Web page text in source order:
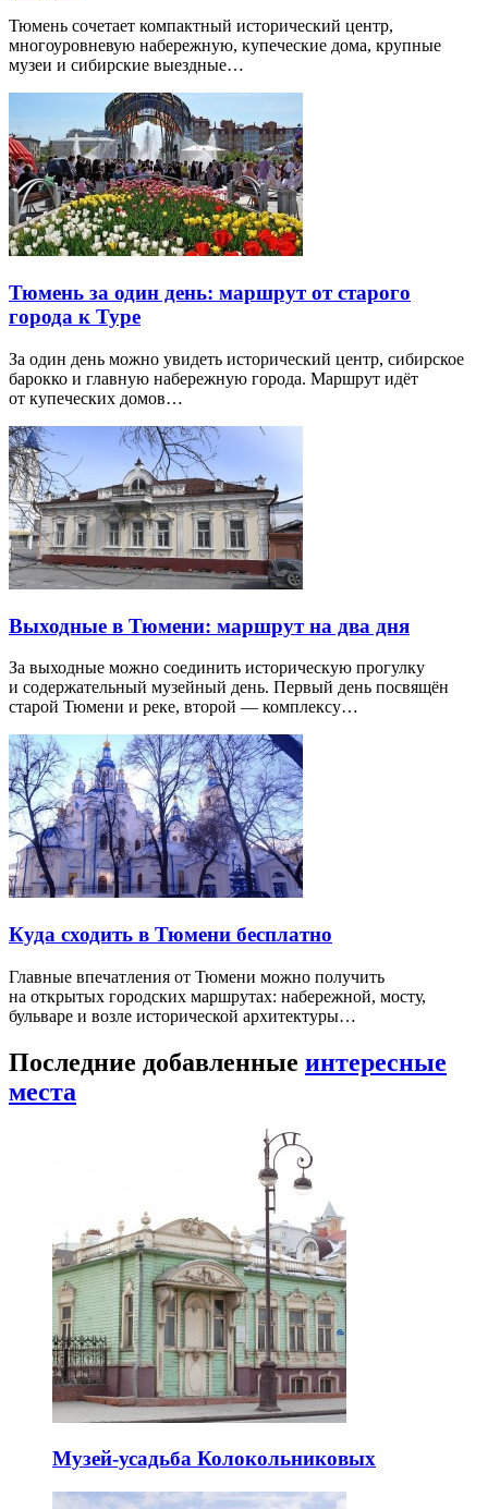
Тюмень сочетает компактный исторический центр,
многоуровневую набережную, купеческие дома, крупные
музеи и сибирские выездные…
Тюмень за один день: маршрут от старого
города к Туре
За один день можно увидеть исторический центр, сибирское
барокко и главную набережную города. Маршрут идёт
от купеческих домов…
Выходные в Тюмени: маршрут на два дня
За выходные можно соединить историческую прогулку
и содержательный музейный день. Первый день посвящён
старой Тюмени и реке, второй — комплексу…
Куда сходить в Тюмени бесплатно
Главные впечатления от Тюмени можно получить
на открытых городских маршрутах: набережной, мосту,
бульваре и возле исторической архитектуры…
Последние добавленные интересные
места
Музей-усадьба Колокольниковых